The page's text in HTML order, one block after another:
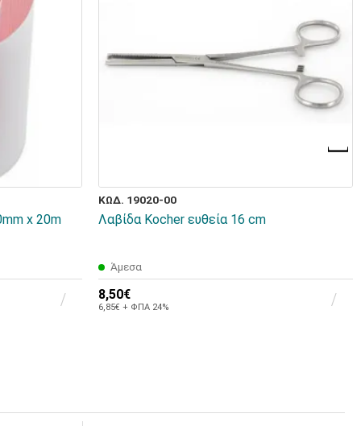
x 20m
ΚΩΔ. 19020-00
Λαβίδα Kocher ευθεία 16 cm
Άμεσα
8,50€
6,85€ + ΦΠΑ 24%